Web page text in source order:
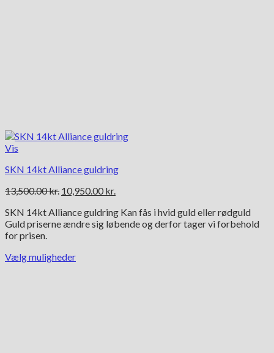
Vis
SKN 14kt Alliance guldring
13,500.00kr. Den
pris
var:
10,950.00 kr.
pris
er:
SKN 14kt Alliance guldring Kan fås i hvid guld eller rødguld
Guld priserne ændre sig løbende og derfor tager vi forbehold
for prisen.
Vælg muligheder